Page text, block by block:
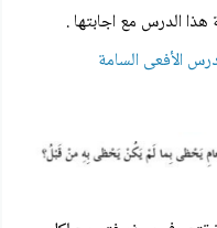
الدرس مع اجابتها .
الأفعى السامة